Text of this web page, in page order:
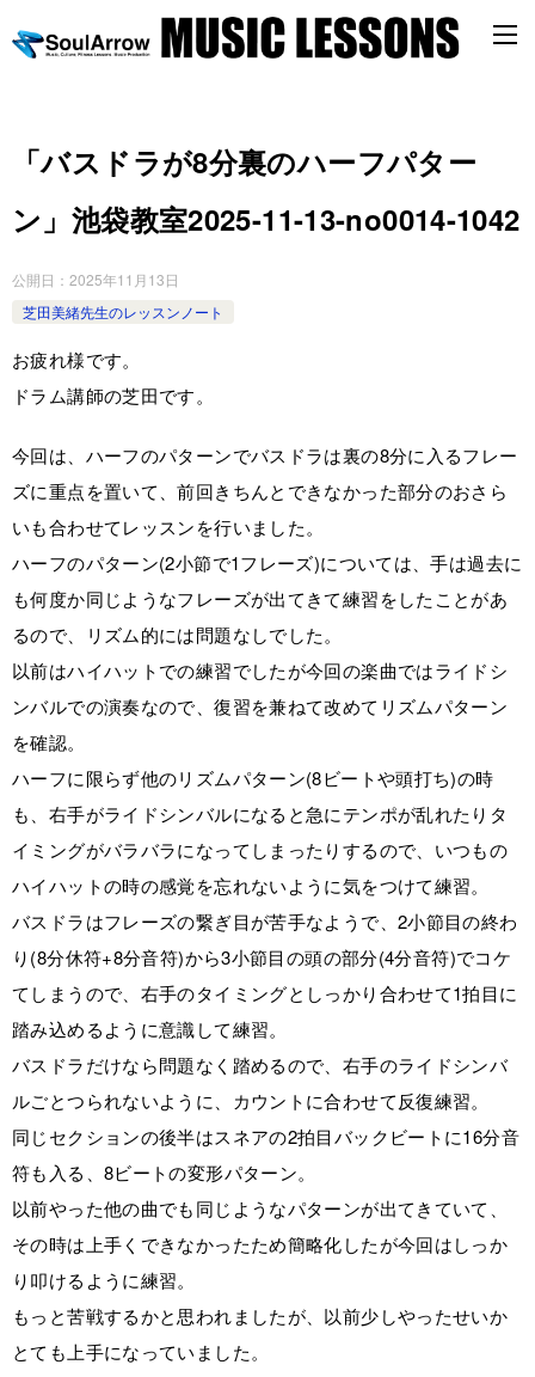
「バスドラが8分裏のハーフパター
ン」池袋教室2025-11-13-no0014-1042
公開日： 2025年11月13日
芝田美緒先生のレッスンノート
お疲れ様です。
ドラム講師の芝田です。
今回は、ハーフのパターンでバスドラは裏の8分に入るフレー
ズに重点を置いて、前回きちんとできなかった部分のおさら
いも合わせてレッスンを行いました。
ハーフのパターン(2小節で1フレーズ)については、手は過去に
も何度か同じようなフレーズが出てきて練習をしたことがあ
るので、リズム的には問題なしでした。
以前はハイハットでの練習でしたが今回の楽曲ではライドシ
ンバルでの演奏なので、復習を兼ねて改めてリズムパターン
を確認。
ハーフに限らず他のリズムパターン(8ビートや頭打ち)の時
も、右手がライドシンバルになると急にテンポが乱れたりタ
イミングがバラバラになってしまったりするので、いつもの
ハイハットの時の感覚を忘れないように気をつけて練習。
バスドラはフレーズの繋ぎ目が苦手なようで、2小節目の終わ
り(8分休符+8分音符)から3小節目の頭の部分(4分音符)でコケ
てしまうので、右手のタイミングとしっかり合わせて1拍目に
踏み込めるように意識して練習。
バスドラだけなら問題なく踏めるので、右手のライドシンバ
ルごとつられないように、カウントに合わせて反復練習。
同じセクションの後半はスネアの2拍目バックビートに16分音
符も入る、8ビートの変形パターン。
以前やった他の曲でも同じようなパターンが出てきていて、
その時は上手くできなかったため簡略化したが今回はしっか
り叩けるように練習。
もっと苦戦するかと思われましたが、以前少しやったせいか
とても上手になっていました。